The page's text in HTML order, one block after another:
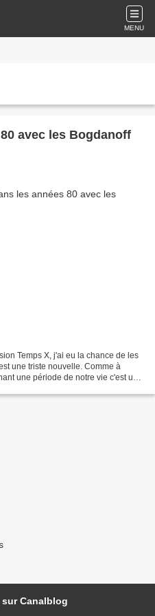
MENU
avec les Bogdanoff
Temps X, j'ai eu la chance de les
une triste nouvelle. Comme à
une période de notre vie c'est un
Canalblog